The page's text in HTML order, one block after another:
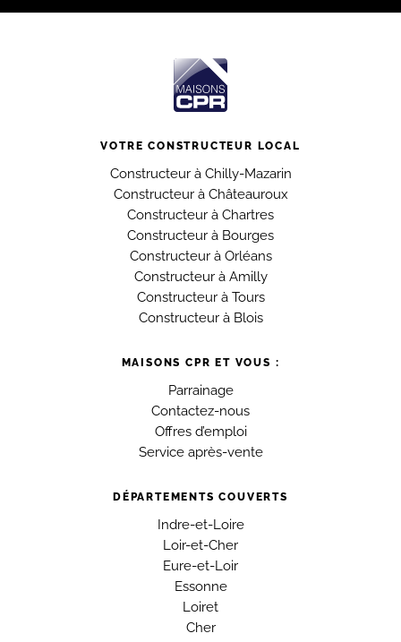
VOTRE CONSTRUCTEUR LOCAL
Constructeur à Chilly-Mazarin
Constructeur à Châteauroux
Constructeur à Chartres
Constructeur à Bourges
Constructeur à Orléans
Constructeur à Amilly
Constructeur à Tours
Constructeur à Blois
MAISONS CPR ET VOUS :
Parrainage
Contactez-nous
Offres d’emploi
Service après-vente
DÉPARTEMENTS COUVERTS
Indre-et-Loire
Loir-et-Cher
Eure-et-Loir
Essonne
Loiret
Cher